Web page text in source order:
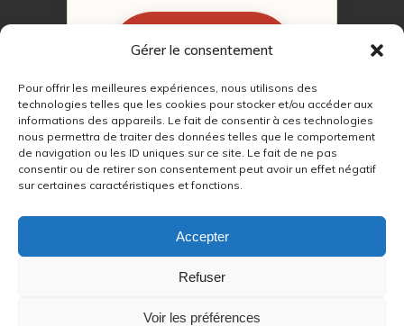
Gérer le consentement
Pour offrir les meilleures expériences, nous utilisons des
technologies telles que les cookies pour stocker et/ou accéder aux
informations des appareils. Le fait de consentir à ces technologies
nous permettra de traiter des données telles que le comportement
de navigation ou les ID uniques sur ce site. Le fait de ne pas
consentir ou de retirer son consentement peut avoir un effet négatif
sur certaines caractéristiques et fonctions.
Accepter
Refuser
Voir les préférences
RENDEZ-VOUS
© 2022 – 2026Autour du Feu 77
RGPD
lien|